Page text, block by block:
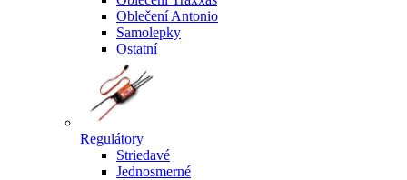
Oblečení Antonio
Samolepky
Ostatní
Regulátory
Striedavé
Jednosmerné